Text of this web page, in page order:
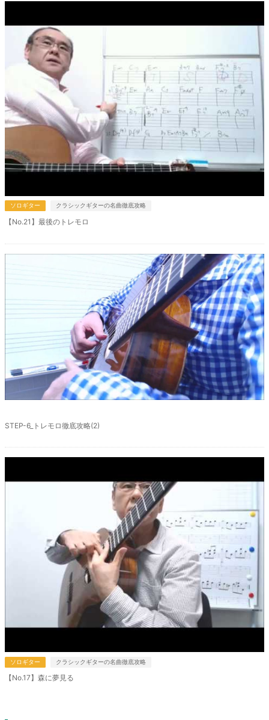
ソロギター クラシックギターの名曲徹底攻略
【No.21】最後のトレモロ
STEP-6_トレモロ徹底攻略(2)
ソロギター クラシックギターの名曲徹底攻略
【No.17】森に夢見る